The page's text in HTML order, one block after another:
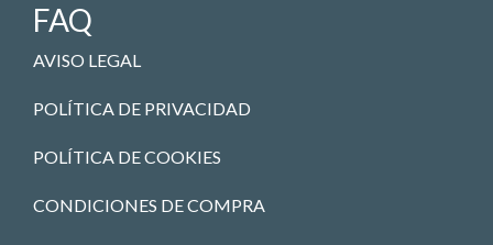
FAQ
AVISO LEGAL
POLÍTICA DE PRIVACIDAD
POLÍTICA DE COOKIES
CONDICIONES DE COMPRA